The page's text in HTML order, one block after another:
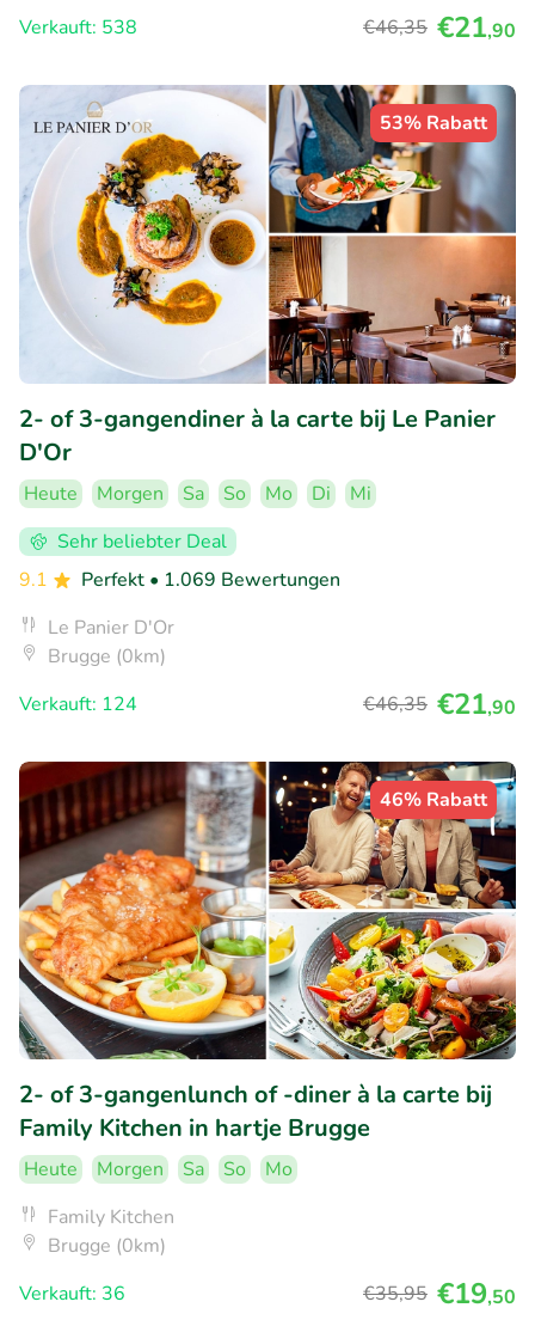
Verkauft: 538
€46,35 €21,90
53% Rabatt
2- of 3-gangendiner à la carte bij Le Panier
D'Or
Heute Morgen Sa So Mo Di
Mi
Sehr beliebter Deal
9.1
Perfekt • 1.069 Bewertungen
Le Panier D'Or
Brugge (0km)
Verkauft: 124
€46,35 €21,90
46% Rabatt
2- of 3-gangenlunch of -diner à la carte bij
Family Kitchen in hartje Brugge
Heute Morgen Sa So
Mo
Family Kitchen
Brugge (0km)
Verkauft: 36
€35,95 €19,50